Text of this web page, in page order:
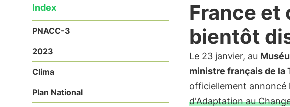
Index
PNACC-3
2023
Clima
Plan National
France et
bientôt
Le 23 janvier, au
ministre français de la
officiellement annoncé
d'Adaptation au